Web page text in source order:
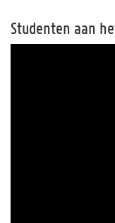
Studenten aan